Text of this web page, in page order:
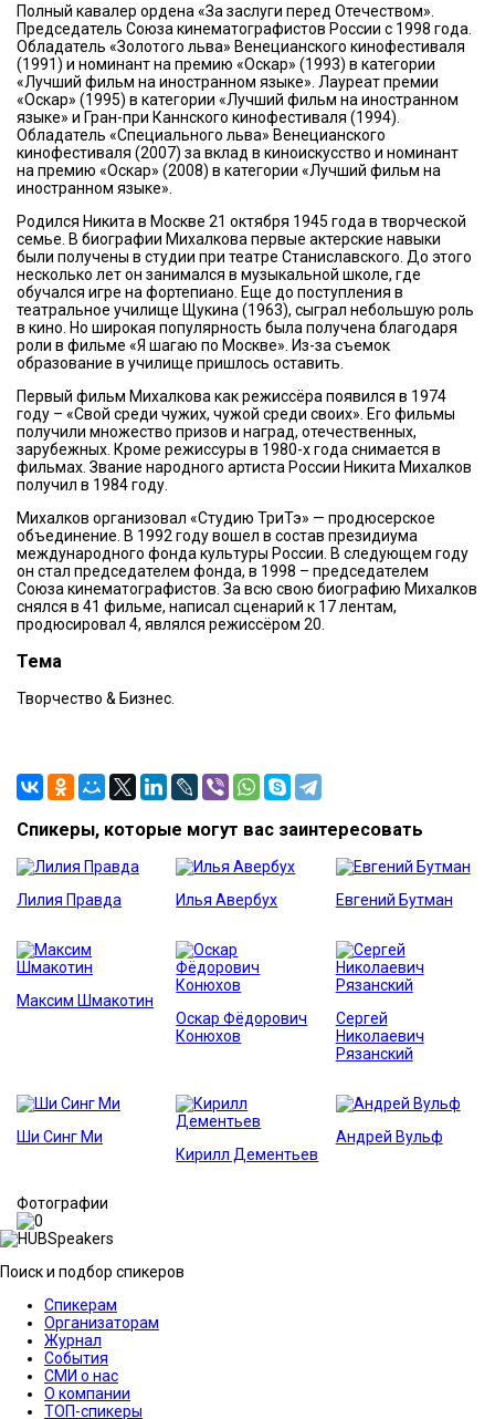
Полный кавалер ордена «За заслуги перед Отечеством».
Председатель Союза кинематографистов России с 1998 года.
Обладатель «Золотого льва» Венецианского кинофестиваля
(1991) и номинант на премию «Оскар» (1993) в категории
«Лучший фильм на иностранном языке». Лауреат премии
«Оскар» (1995) в категории «Лучший фильм на иностранном
языке» и Гран-при Каннского кинофестиваля (1994).
Обладатель «Специального льва» Венецианского
кинофестиваля (2007) за вклад в киноискусство и номинант
на премию «Оскар» (2008) в категории «Лучший фильм на
иностранном языке».
Родился Никита в Москве 21 октября 1945 года в творческой
семье. В биографии Михалкова первые актерские навыки
были получены в студии при театре Станиславского. До этого
несколько лет он занимался в музыкальной школе, где
обучался игре на фортепиано. Еще до поступления в
театральное училище Щукина (1963), сыграл небольшую роль
в кино. Но широкая популярность была получена благодаря
роли в фильме «Я шагаю по Москве». Из-за съемок
образование в училище пришлось оставить.
Первый фильм Михалкова как режиссёра появился в 1974
году – «Свой среди чужих, чужой среди своих». Его фильмы
получили множество призов и наград, отечественных,
зарубежных. Кроме режиссуры в 1980-х года снимается в
фильмах. Звание народного артиста России Никита Михалков
получил в 1984 году.
Михалков организовал «Студию ТриТэ» — продюсерское
объединение. В 1992 году вошел в состав президиума
международного фонда культуры России. В следующем году
он стал председателем фонда, в 1998 – председателем
Союза кинематографистов. За всю свою биографию Михалков
снялся в 41 фильме, написал сценарий к 17 лентам,
продюсировал 4, являлся режиссёром 20.
Тема
Творчество & Бизнес.
Спикеры, которые могут вас заинтересовать
Лилия Правда Илья Авербух Евгений Бутман
Максим Шмакотин
Оскар Фёдорович
Конюхов
Сергей
Николаевич
Рязанский
Ши Синг Ми
Кирилл Дементьев
Андрей Вульф
Фотографии
Поиск и подбор спикеров
Спикерам
Организаторам
Журнал
События
СМИ о нас
О компании
ТОП-спикеры